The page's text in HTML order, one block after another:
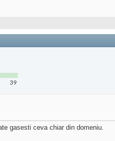
39
gasesti ceva chiar din domeniu.